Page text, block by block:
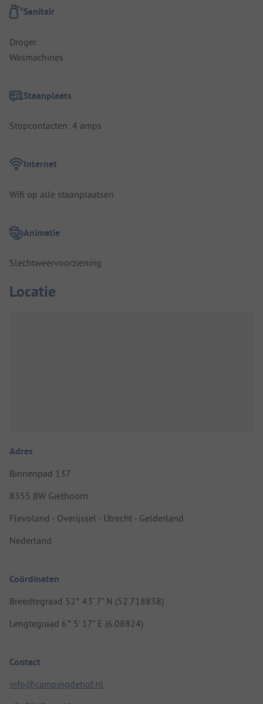
Sanitair
Droger
Wasmachines
Staanplaats
Stopcontacten: 4 amps
Internet
Wifi op alle staanplaatsen
Animatie
Slechtweervoorziening
Locatie
Adres
Binnenpad 137
8355 BW Giethoorn
Flevoland - Overijssel - Utrecht - Gelderland
Nederland
Coördinaten
Breedtegraad 52° 43' 7" N (52.718838)
Lengtegraad 6° 5' 17" E (6.08824)
Contact
info@campingdehof.nl